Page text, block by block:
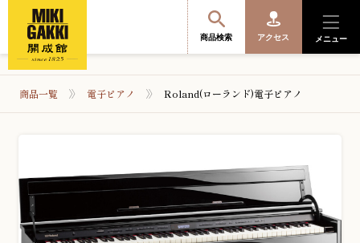
商品検索 アクセス メニュー
便利なサービス
開成館を知る
商品一覧 電子ピアノ Roland(ローランド)電子ピアノ